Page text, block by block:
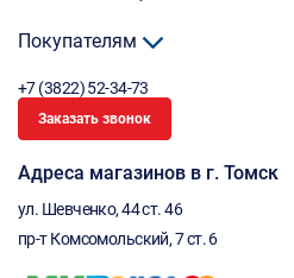
Покупателям
+7 (3822) 52-34-73
Заказать звонок
Адреса магазинов в г. Томск
ул. Шевченко, 44 ст. 46
пр-т Комсомольский, 7 ст. 6